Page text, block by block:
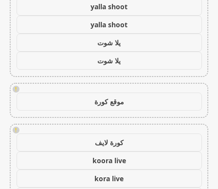
yalla shoot
yalla shoot
يلا شوت
يلا شوت
!
موقع كورة
!
كورة لايف
koora live
kora live